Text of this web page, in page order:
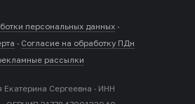
персональных данных ·
· Согласие на обработку ПДн
рассылки
Сергеевна · ИНН